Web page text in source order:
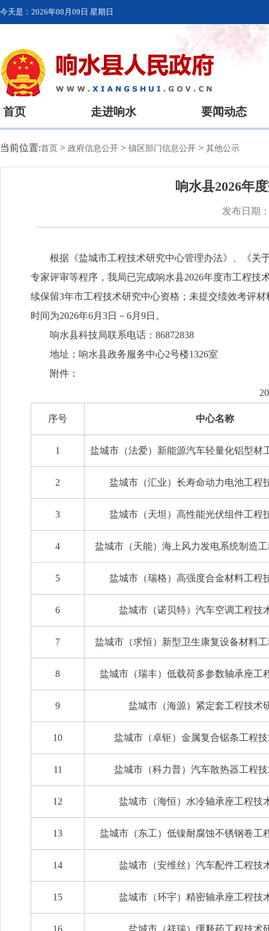
今天是： 2026年08月09日 星期日
首页 走进响水 要闻动态
当前位置:首页 > 政府信息公开 > 镇区部门信息公开 > 其他公示
响水县2026年
发布日期
根据《盐城市工程技术研究中心管理办法》、《关
专家评审等程序，我局已完成响水县2026年度市工程
续保留3年市工程技术研究中心资格；未提交绩效考评
时间为2026年6月3日－6月9日。
响水县科技局联系电话：86872838
地址：响水县政务服务中心2号楼1326室
附件：
序号 中心名称
1 盐城市（法爱）新能源汽车轻量化铝型材
2 盐城市（汇业）长寿命动力电池工程
3 盐城市（天坦）高性能光伏组件工程
4 盐城市（天能）海上风力发电系统制造
5 盐城市（瑞格）高强度合金材料工程
6 盐城市（诺贝特）汽车空调工程技
7 盐城市（求恒）新型卫生康复设备材料
8 盐城市（瑞丰）低载荷多参数轴承座工
9 盐城市（海源）紧定套工程技术
10 盐城市（卓钜）金属复合锯条工程
11 盐城市（科力普）汽车散热器工程
12 盐城市（海恒）水冷轴承座工程技
13 盐城市（东工）低镍耐腐蚀不锈钢卷工
14 盐城市（安维丝）汽车配件工程技
15 盐城市（环宇）精密轴承座工程技
16 盐城市（祥瑞）缓释药工程技术